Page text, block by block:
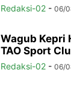
Redaksi-02 - 06/
Wagub Kepri
TAO Sport
Redaksi-02 - 06/